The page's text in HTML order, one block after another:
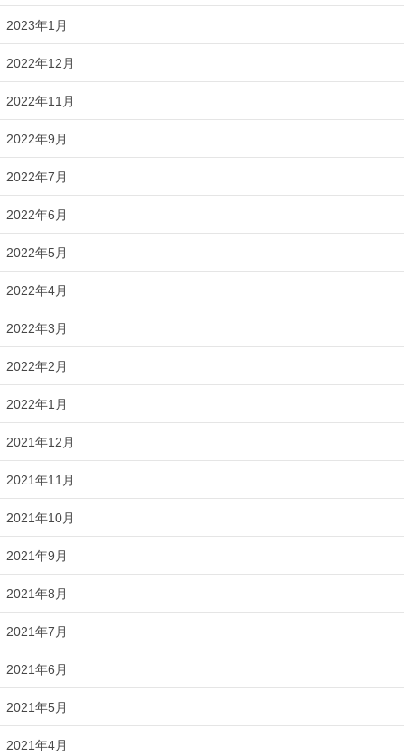
2023年1月
2022年12月
2022年11月
2022年9月
2022年7月
2022年6月
2022年5月
2022年4月
2022年3月
2022年2月
2022年1月
2021年12月
2021年11月
2021年10月
2021年9月
2021年8月
2021年7月
2021年6月
2021年5月
2021年4月